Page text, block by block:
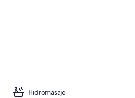
Hidromasaje